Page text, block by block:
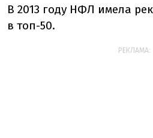
В 2013 году НФЛ имела
в топ-50.
РЕКЛАМА: